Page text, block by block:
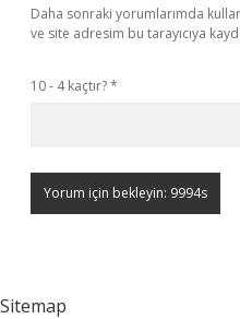
Daha sonraki yorumlarımda
ve site adresim bu tarayıcıya
10 - 4 kaçtır?*
Sitemap